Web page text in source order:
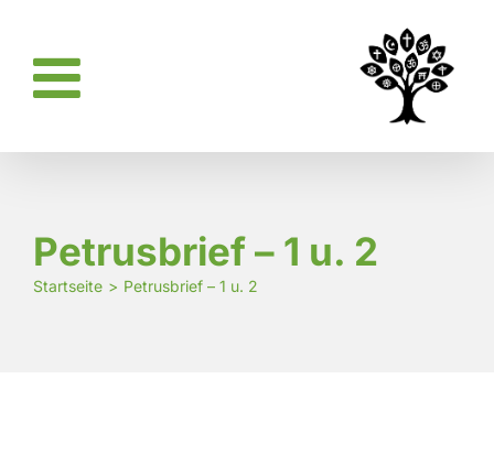
springen
Petrusbrief – 1 u. 2
Startseite Petrusbrief – 1 u. 2